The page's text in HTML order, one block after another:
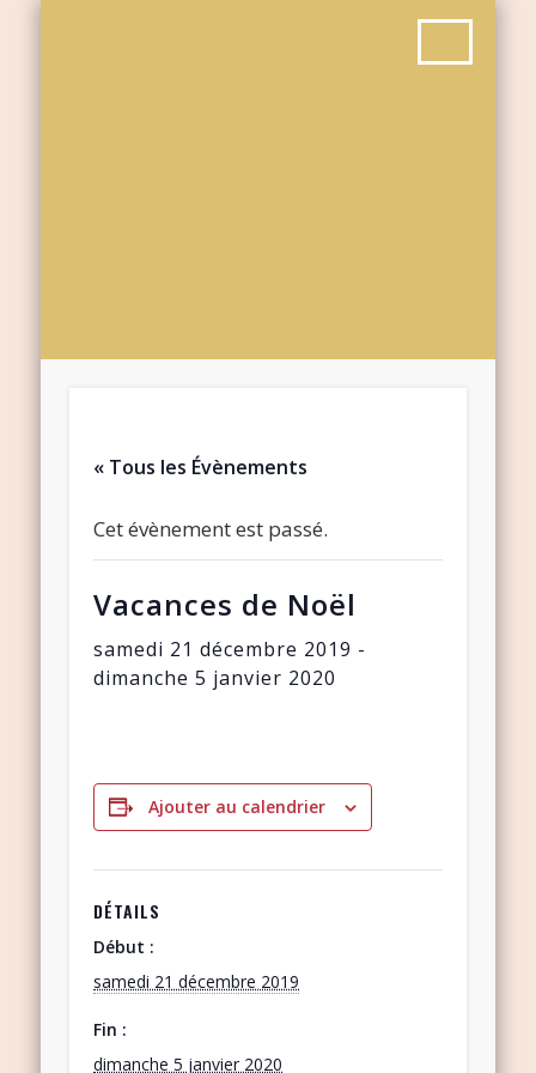
« Tous les Évènements
Cet évènement est passé.
Vacances de Noël
samedi 21 décembre 2019 -
dimanche 5 janvier 2020
Ajouter au calendrier
DÉTAILS
Début :
samedi 21 décembre 2019
Fin :
dimanche 5 janvier 2020